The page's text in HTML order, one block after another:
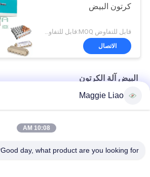
كرتون البيض
قابل للتفاوض MOQ:قابل للتفاوض
الاتصال
البيض آلة الكرتون
آلة صناعة طبق الورق الآلي للبيض 1800 قطعة / ساعة
Maggie Liao
10:08 AM
Good day, what product are you looking for?